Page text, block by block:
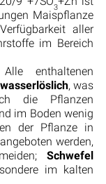
3
Maispflanze
aller
im Bereich
Alle enthaltenen
, was
die Pflanzen
im Boden wenig
der Pflanze in
werden,
Schwefel
im kalten